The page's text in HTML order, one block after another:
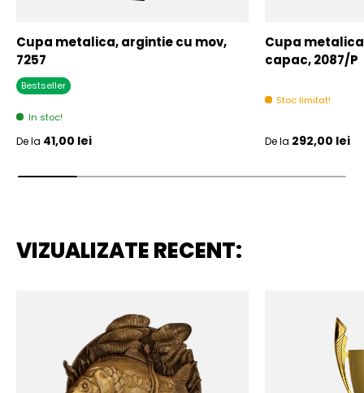
Cupa metalica, argintie cu mov,
7257
Bestseller
In stoc!
Pret initial
De la 41,00 lei
Cupa
capac, 2087/P
Stoc limitat!
Pret initial
De la 292,00 lei
VIZUALIZATE RECENT: